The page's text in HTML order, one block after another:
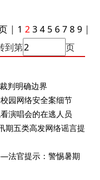
| 1 2 3 4 5 6 7 8 9 |
到第 页
判明确边界
园网络安全案细节
演唱会的在逃人员
期五类高发网络谣言提
法官提示：警惕暑期